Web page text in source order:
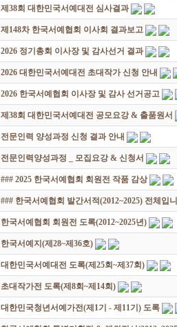
제38회 대한민국서예대전 심사결과
제148차 한국서예협회 이사회 결과보고
2026 정기총회 이사장 및 감사선거 결과
2026 대한민국서예대전 초대작가 신청 안내
2026 한국서예협회 이사장 및 감사 선거공고
제38회 대한민국서예대전 공모요강 & 출품원서
전문인력 양성과정 신청 결과 안내
전문인력양성과정 _ 모집요강 & 신청서
### 2025 한국서예협회 회원전 작품 감상
### 한국서예협회 발간서적(2012~2025) 전체입
한국서예협회 회원전 도록(2012~2025년)
한국서예지(제28~제36호)
대한민국서예대전 도록(제25회~제37회)
초대작가전 도록(제8회~제14회)
대한민국청년서예가전(제1기 - 제11기) 도록